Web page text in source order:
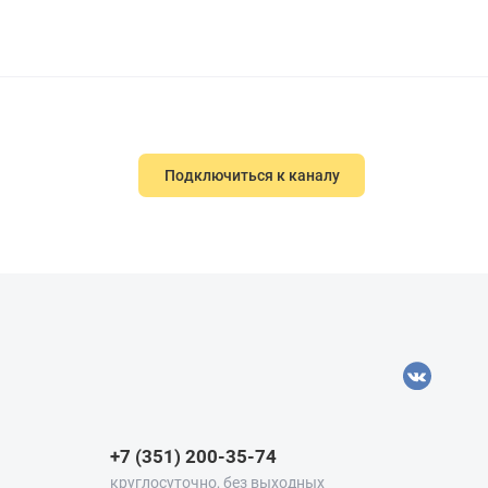
Подключиться к каналу
+7 (351) 200-35-74
круглосуточно, без выходных